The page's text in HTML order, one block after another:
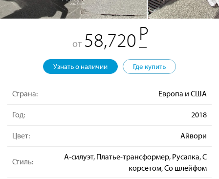
от 58,720
Узнать о наличии Где купить
Страна: Европа и США
Год: 2018
Цвет: Айвори
Стиль:
А-силуэт, Платье-трансформер, Русалка, С
корсетом, Со шлейфом